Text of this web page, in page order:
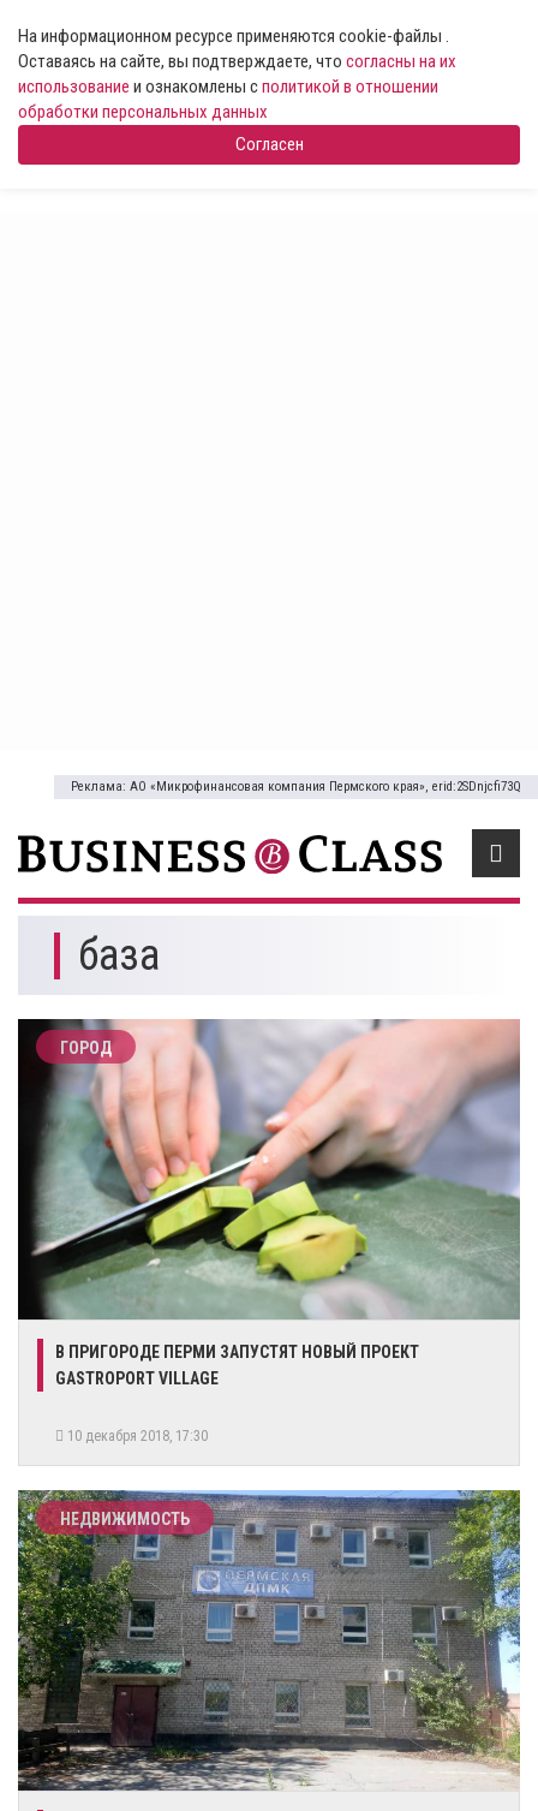
На информационном ресурсе применяются cookie-файлы .
Оставаясь на сайте, вы подтверждаете, что согласны на их
использование и ознакомлены сполитикой в отношении
обработки персональных данных
Согласен
Реклама: АО «Микрофинансовая компания Пермского края», erid:2SDnjcfi73Q
база
ГОРОД
В ПРИГОРОДЕ ПЕРМИ ЗАПУСТЯТ НОВЫЙ ПРОЕКТ
GASTROPORT VILLAGE
10 декабря 2018, 17:30
НЕДВИЖИМОСТЬ